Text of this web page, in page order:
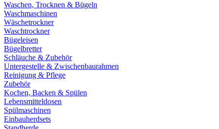
Waschen, Trocknen & Bügeln
Waschmaschinen
Wäschetrockner
Waschtrockner
Bügeleisen
Bügelbretter
Schläuche & Zubehör
Untergestelle & Zwischenbaurahmen
Reinigung & Pflege
Zubehör
Kochen, Backen & Spülen
Lebensmitteldosen
Spülmaschinen
Einbauherdsets